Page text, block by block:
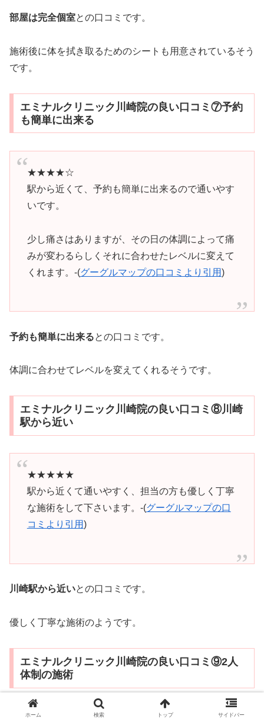
部屋は完全個室との口コミです。
施術後に体を拭き取るためのシートも用意されているそう
です。
エミナルクリニック川崎院の良い口コミ⑦予約
も簡単に出来る
★★★★☆
駅から近くて、予約も簡単に出来るので通いやす
いです。
少し痛さはありますが、その日の体調によって痛
みが変わるらしくそれに合わせたレベルに変えて
くれます。-(グーグルマップの口コミより引用)
予約も簡単に出来るとの口コミです。
体調に合わせてレベルを変えてくれるそうです。
エミナルクリニック川崎院の良い口コミ⑧川崎
駅から近い
★★★★★
駅から近くて通いやすく、担当の方も優しく丁寧
な施術をして下さいます。-(グーグルマップの口
コミより引用)
川崎駅から近いとの口コミです。
優しく丁寧な施術のようです。
エミナルクリニック川崎院の良い口コミ⑨2人
体制の施術
ホーム 検索 トップ サイドバー